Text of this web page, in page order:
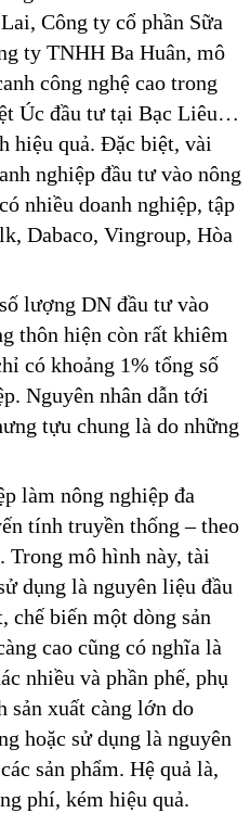
Công ty cổ phần Sữa
ty TNHH Ba Huân, mô
công nghệ cao trong
Úc đầu tư tại Bạc Liêu…
hiệu quả. Đặc biệt, vài
nghiệp đầu tư vào nông
nhiều doanh nghiệp, tập
Dabaco, Vingroup, Hòa
lượng DN đầu tư vào
thôn hiện còn rất khiêm
có khoảng 1% tổng số
Nguyên nhân dẫn tới
tựu chung là do những
làm nông nghiệp đa
tính truyền thống – theo
Trong mô hình này, tài
dụng là nguyên liệu đầu
chế biến một dòng sản
cao cũng có nghĩa là
nhiều và phần phế, phụ
sản xuất càng lớn do
hoặc sử dụng là nguyên
sản phẩm. Hệ quả là,
phí, kém hiệu quả.